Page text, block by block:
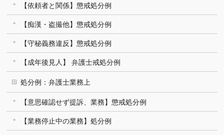
【依頼者と関係】懲戒処分例
【痴漢・盗撮他】懲戒処分例
【守秘義務違反】懲戒処分例
【成年後見人】 弁護士戒処分例
処分例：弁護士業務上
【意思確認せず提訴、業務】懲戒処分例
【業務停止中の業務】処分例